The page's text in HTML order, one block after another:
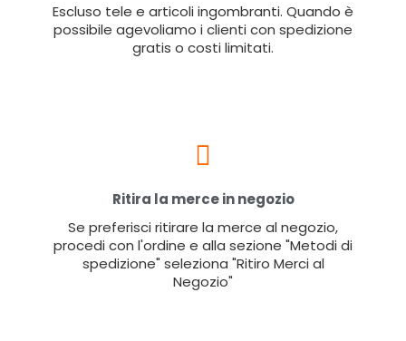
Escluso tele e articoli ingombranti. Quando è
possibile agevoliamo i clienti con spedizione
gratis o costi limitati.
Ritira la merce in negozio
Se preferisci ritirare la merce al negozio,
procedi con l'ordine e alla sezione "Metodi di
spedizione" seleziona "Ritiro Merci al
Negozio"